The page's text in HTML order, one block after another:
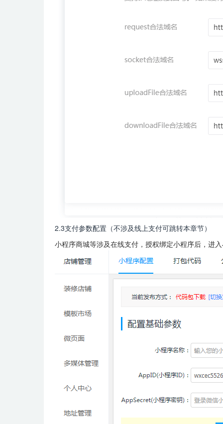
2.3支付参数配置（不涉及线上支付可跳转本章节）
小程序商城等涉及在线支付，授权绑定小程序后，进